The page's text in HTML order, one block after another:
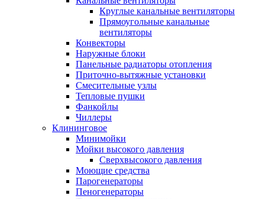
Круглые канальные вентиляторы
Прямоугольные канальные
вентиляторы
Конвекторы
Наружные блоки
Панельные радиаторы отопления
Приточно-вытяжные установки
Смесительные узлы
Тепловые пушки
Фанкойлы
Чиллеры
Клининговое
Минимойки
Мойки высокого давления
Сверхвысокого давления
Моющие средства
Парогенераторы
Пеногенераторы